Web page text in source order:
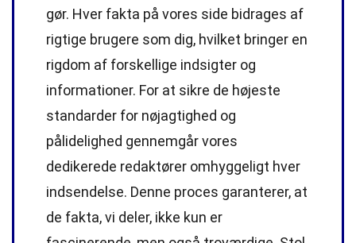
gør. Hver fakta på vores side bidrages af
rigtige brugere som dig, hvilket bringer en
rigdom af forskellige indsigter og
informationer. For at sikre de højeste
standarder for nøjagtighed og
pålidelighed gennemgår vores
dedikerede redaktører omhyggeligt hver
indsendelse. Denne proces garanterer, at
de fakta, vi deler, ikke kun er